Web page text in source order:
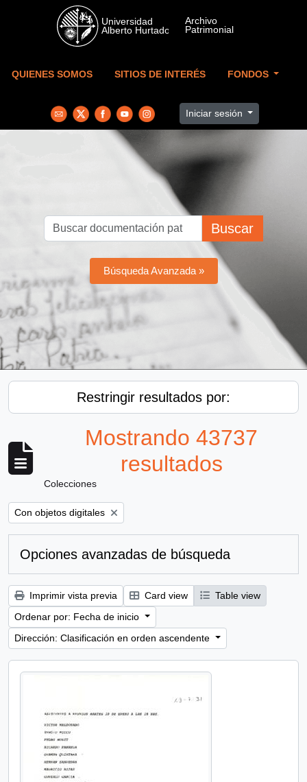
Skip to main content
QUIENES SOMOS SITIOS DE INTERÉS FONDOS
Iniciar sesión
Buscar
Búsqueda Avanzada »
Restringir resultados por:
Mostrando 43737
resultados
Colecciones
Remove filter:
Con objetos digitales
Opciones avanzadas de búsqueda
Imprimir vista previa Card view
Table view
Ordenar por: Fecha de inicio
Dirección: Clasificación en orden ascendente